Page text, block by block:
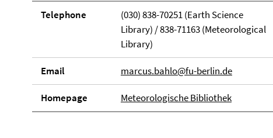
Telephone
(030) 838-70251 (Earth Science
Library) / 838-71163 (Meteorological
Library)
Email marcus.bahlo@fu-berlin.de
Homepage Meteorologische Bibliothek